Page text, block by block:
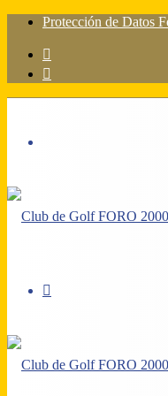
Protección de Datos
lateral